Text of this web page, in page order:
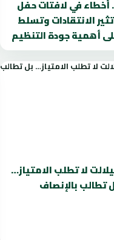
أخطاء في لافتات حفل
الانتقادات وتسلط
أهمية جودة التنظيم
لا تطلب الامتياز…
تطالب بالإنصاف